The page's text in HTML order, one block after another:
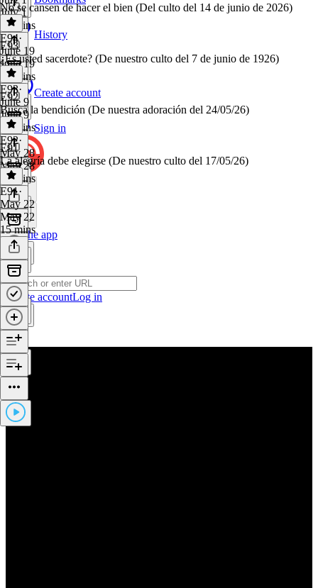
History
Create account
Sign in
Get the app
Create accountLog in
July 1
22 mins
No se cansen de hacer el bien (Del culto del 14 de junio de 2026)
E94·
June 19
June 19
28 mins
E93
¿Es usted sacerdote? (De nuestro culto del 7 de junio de 1926)
E93·
June 9
June 9
28 mins
E92
Busca la bendición (De nuestra adoración del 24/05/26)
E92·
May 28
May 28
29 mins
E91
La alegría debe elegirse (De nuestro culto del 17/05/26)
E91·
May 22
May 22
15 mins